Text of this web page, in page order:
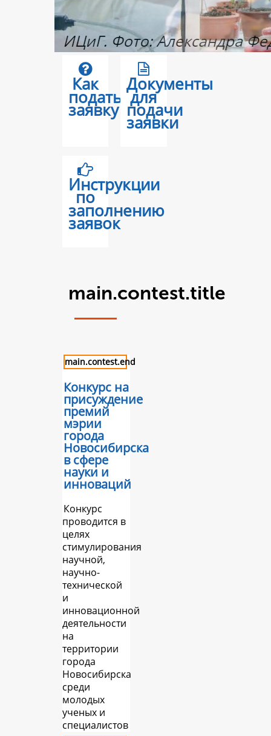
Как
подать
заявку
Документы
для
подачи
заявки
Инструкции
по
заполнению
заявок
main.contest.title
main.contest.end
Конкурс на
присуждение
премий
мэрии
города
Новосибирска
в сфере
науки и
инноваций
Конкурс
проводится в
целях
стимулирования
научной,
научно-
технической
и
инновационной
деятельности
на
территории
города
Новосибирска
среди
молодых
ученых и
специалистов